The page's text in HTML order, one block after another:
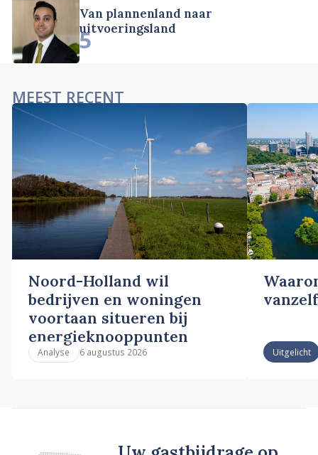
Van plannenland naar
uitvoeringsland
5
MEEST RECENT
Noord-Holland wil
bedrijven en woningen
voortaan situeren bij
energieknooppunten
Analyse 6 augustus 2026 Uitgelicht